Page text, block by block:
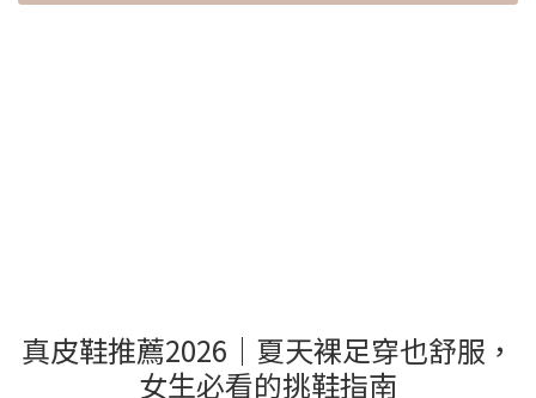
真皮鞋推薦2026｜夏天裸足穿也舒服，
女生必看的挑鞋指南